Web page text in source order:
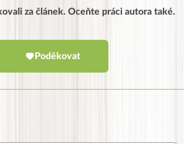
za článek. Oceňte práci autora také.
Poděkovat